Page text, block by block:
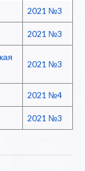
2021 №3
2021 №3
2021 №3
2021 №4
2021 №3